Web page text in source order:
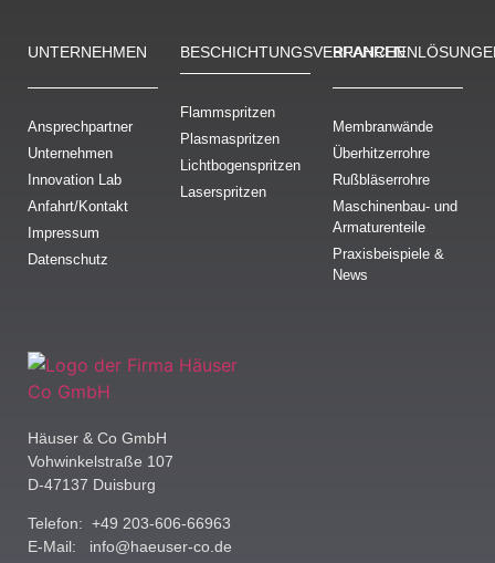
UNTERNEHMEN
Ansprechpartner
Unternehmen
Innovation Lab
Anfahrt/Kontakt
Impressum
Datenschutz
BESCHICH­TUNGS­VERFAHREN
Flammspritzen
Plasmaspritzen
Lichtbogenspritzen
Laserspritzen
Membranwände
Überhitzerrohre
Rußbläserrohre
Maschinenbau- und
Armaturenteile
Praxisbeispiele &
News
Häuser & Co GmbH
Vohwinkelstraße 107
D-47137 Duisburg
Telefon: +49 203-606-66963
E-Mail: info@haeuser-co.de